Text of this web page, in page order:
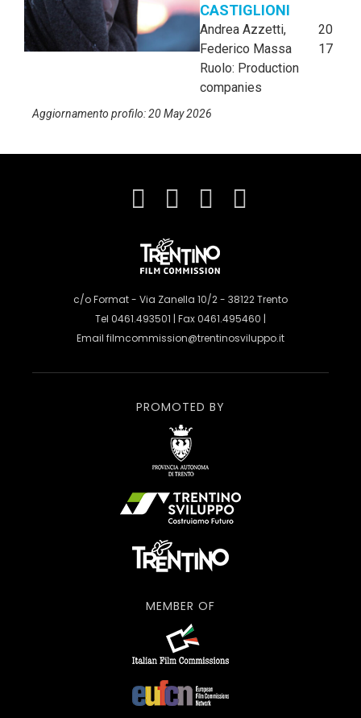
CASTIGLIONI
Andrea Azzetti,
Federico Massa
20
17
Ruolo: Production
companies
Aggiornamento profilo: 20 May 2026
c/o Format - Via Zanella 10/2 - 38122 Trento
Tel 0461.493501 | Fax 0461.495460 |
Email filmcommission@trentinosviluppo.it
PROMOTED BY
MEMBER OF